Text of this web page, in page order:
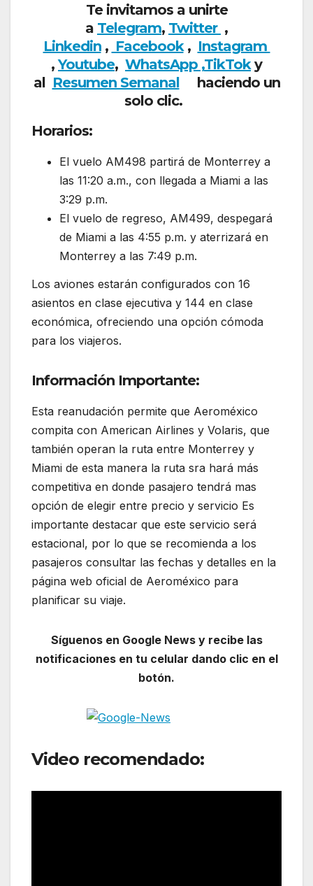
Te invitamos a unirte
a Telegram, Twitter ,
Linkedin, Facebook, Instagram
,Youtube, WhatsApp ,TikToky
al Resumen Semanalhaciendo un
solo clic.
Horarios:
El vuelo AM498 partirá de Monterrey a
las 11:20 a.m., con llegada a Miami a las
3:29 p.m.
El vuelo de regreso, AM499, despegará
de Miami a las 4:55 p.m. y aterrizará en
Monterrey a las 7:49 p.m.
Los aviones estarán configurados con 16
asientos en clase ejecutiva y 144 en clase
económica, ofreciendo una opción cómoda
para los viajeros.
Información Importante:
Esta reanudación permite que Aeroméxico
compita con American Airlines y Volaris, que
también operan la ruta entre Monterrey y
Miami de esta manera la ruta sra hará más
competitiva en donde pasajero tendrá mas
opción de elegir entre precio y servicio Es
importante destacar que este servicio será
estacional, por lo que se recomienda a los
pasajeros consultar las fechas y detalles en la
página web oficial de Aeroméxico para
planificar su viaje.
Síguenos en Google News y recibe las
notificaciones en tu celular dando clic en el
botón.
Video recomendado: